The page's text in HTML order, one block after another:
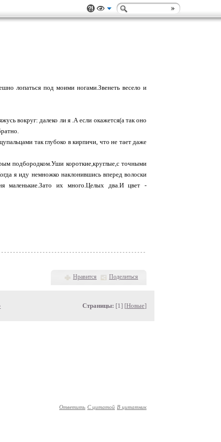
лопаться под моими ногами.Звенеть весело и
вокруг: далеко ли я .А если окажется(а так оно
так глубоко в кирпичи, что не тает даже
подбородком.Уши короткие,круглые,с точными
я иду немножко наклонившись вперед волоски
маленькие.Зато их много.Целых два.И цвет -
Нравится Поделиться
Страницы: [1] [Новые]
Ответить С цитатой В цитатник